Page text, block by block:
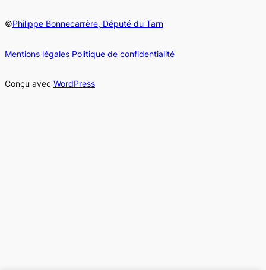
©Philippe Bonnecarrère, Député du Tarn
Mentions légales Politique de confidentialité
Conçu avec WordPress